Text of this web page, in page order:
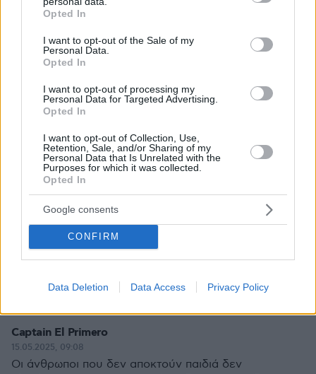
grant or deny consent to Google and its third-party tags to
use your data for below specified purposes in below Google
consent section.
Opted In
I want to opt-out of the Sale of my
Personal Data.
Opted In
I want to opt-out of processing my
Personal Data for Targeted Advertising.
Opted In
I want to opt-out of Collection, Use,
Retention, Sale, and/or Sharing of my
Personal Data that Is Unrelated with the
Purposes for which it was collected.
Opted In
Google consents
CONFIRM
Data Deletion Data Access Privacy Policy
ΑΠΑΝΤΗΣΗ
ΟΠΟΤΕ
16.05.2025, 08:17
ΤΙ ΠΡΟΤΕΙΝΕΙΣ? ΝΑ ΜΗΝ ΚΑΝΟΥΜΕ ΠΑΙΔΙΑ
ΚΑΙ ΝΑ ΣΒΗΣΕΙ Η ΑΝΘΡΩΠΟΤΗΤΑ? ΜΕΡΙΚΕΣ
ΕΡΩΤΗΣΕΙΣ. ΟΤΙ ΚΩΛΟΠΕΡΙΟΥΣΙΑ ΕΧΕΙΣ ΠΟΥ
ΘΑ ΤΗΝ ΑΦΗΣΕΙΣ? ΣΥΝΤΑΞΗ ΘΕΛΕΙΣ ΝΑ
ΣΑΝ ΑΤΕΚΝΟΣ ΓΙΑΤΙ ΘΑ ΣΤΗΝ ΠΛΗΡΩΝΟΥΝ
ΤΑ ΔΙΚΑ ΜΟΥ ΠΑΙΔΙΑ ΠΟΥ ΘΑ
ΔΟΥΛΕΥΟΥΝ.ΚΑΝΟΝΙΚΑ ΕΠΡΕΠΕ ΝΑ ΣΚΙΣΕΙ
ΣΤΗΝ ΦΟΡΟΛΟΓΙΑ ΤΟΥΣ ΑΤΕΚΝΟΥΣ ΚΑΙ ΝΑ
ΔΩΣΕΙ ΦΟΡΟΕΛΑΦΡΥΝΣΕΙΣ ΣΤΟΥΣ ΓΟΝΕΙΣ. ΤΙ
ΟΛΑ ΤΑ ΘΕΣ?? ΤΗΝ ΕΧΕΤΕ ΔΕΙ ΣΤΡΑΒΑ ΟΙ
ΑΤΕΚΝΟΙ.
ΑΠΑΝΤΗΣΗ
Captain El Primero
15.05.2025, 09:08
Οι άνθρωποι που δεν αποκτούν παιδιά δεν